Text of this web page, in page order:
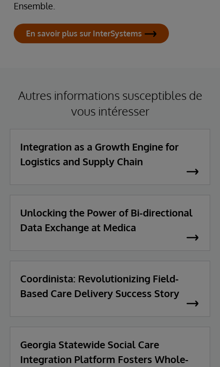
Ensemble.
En savoir plus sur InterSystems
Autres informations susceptibles de
vous intéresser
Integration as a Growth Engine for
Logistics and Supply Chain
Unlocking the Power of Bi-directional
Data Exchange at Medica
Coordinista: Revolutionizing Field-
Based Care Delivery Success Story
Georgia Statewide Social Care
Integration Platform Fosters Whole-